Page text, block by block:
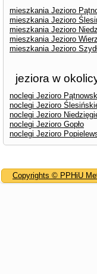
mieszkania Jezioro
mieszkania Jezioro
mieszkania Jezioro
mieszkania Jezioro
mieszkania Jezioro
jeziora w
noclegi Jezioro
noclegi Jezioro
noclegi Jezioro
noclegi Jezioro Gopło
noclegi Jezioro
Copyrights © PPHiU